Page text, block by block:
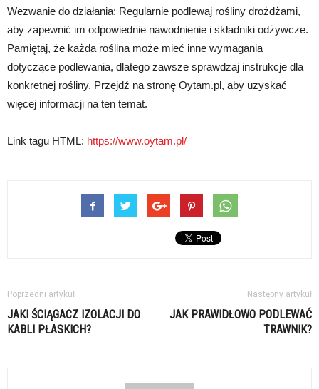
Wezwanie do działania: Regularnie podlewaj rośliny drożdżami,
aby zapewnić im odpowiednie nawodnienie i składniki odżywcze.
Pamiętaj, że każda roślina może mieć inne wymagania
dotyczące podlewania, dlatego zawsze sprawdzaj instrukcje dla
konkretnej rośliny. Przejdź na stronę Oytam.pl, aby uzyskać
więcej informacji na ten temat.
Link tagu HTML: https://www.oytam.pl/
Poprzedni artykuł
JAKI ŚCIĄGACZ IZOLACJI DO
KABLI PŁASKICH?
Następny artykuł
JAK PRAWIDŁOWO PODLEWAĆ
TRAWNIK?